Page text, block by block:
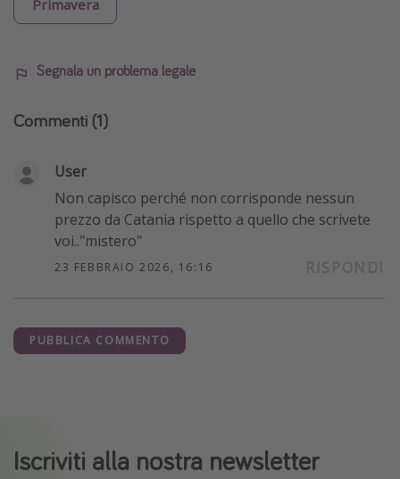
Primavera
Segnala un problema legale
Commenti (1)
User
Non capisco perché non corrisponde nessun
prezzo da Catania rispetto a quello che scrivete
voi.."mistero"
23 FEBBRAIO 2026, 16:16
PUBBLICA COMMENTO
Iscriviti alla nostra newsletter